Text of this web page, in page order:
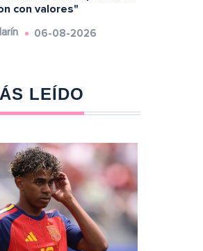
con valores"
06-08-2026
LEÍDO